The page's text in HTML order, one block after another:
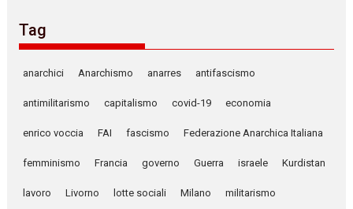
Tag
anarchici Anarchismo anarres antifascismo
antimilitarismo capitalismo covid-19 economia
enrico voccia FAI fascismo Federazione Anarchica Italiana
femminismo Francia governo Guerra israele Kurdistan
lavoro Livorno lotte sociali Milano militarismo